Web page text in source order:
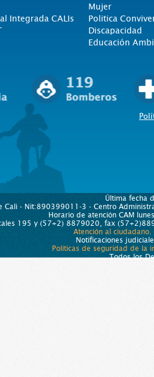
Integrada CALIs
Mujer
Politica
Discapacidad
Educación
Última fecha
Cali - Nit:890399011-3 - Centro
Horario de atención CAM
195 y (57+2) 8879020, fax
Atención al ciudadano.
Notificaciones
Políticas de seguridad de la
Todos los